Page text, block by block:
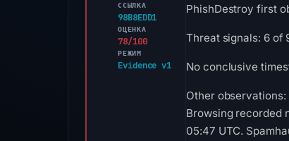
ССЫЛКА
98B8EDD1
ОЦЕНКА
78/100
РЕЖИМ
Evidence v1
PhishDestroy first
Threat signals: 6 of
No conclusive
Other
Browsing recorded
05:47 UTC.